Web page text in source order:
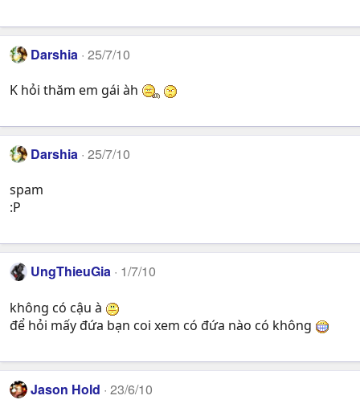
Darshia 25/7/10
K hỏi thăm em gái àh
Darshia 25/7/10
spam
:P
UngThieuGia 1/7/10
không có cậu à
để hỏi mấy đứa bạn coi xem có đứa nào có không
Jason Hold 23/6/10